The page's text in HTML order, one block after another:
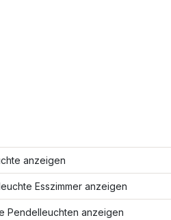
anzeigen
Esszimmer anzeigen
Pendelleuchten anzeigen